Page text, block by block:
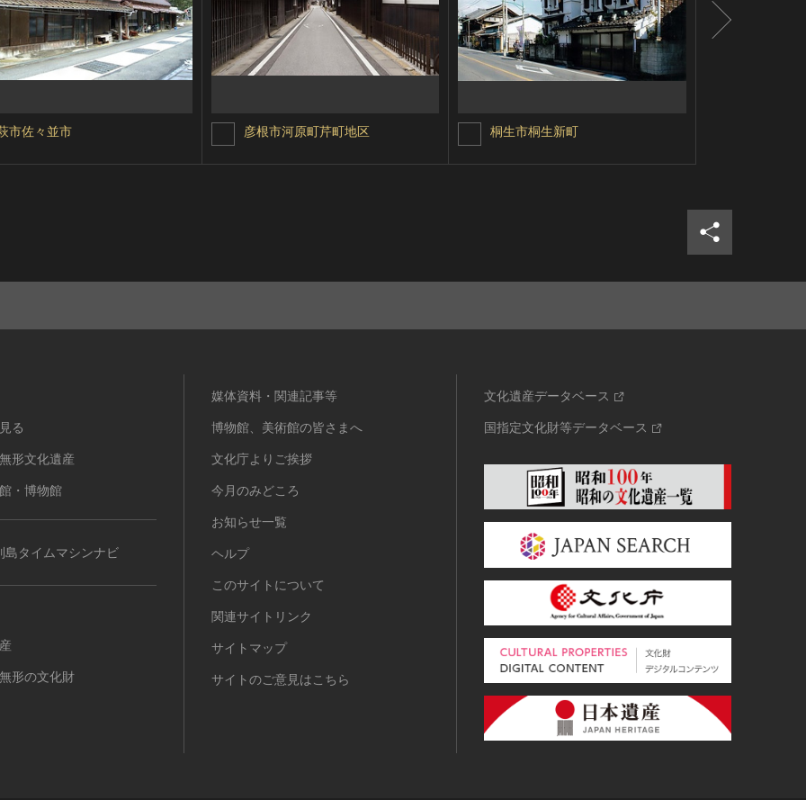
市佐々並市 彦根市河原町芹町地区 桐生市桐生新町
る
形文化遺産
・博物館
島タイムマシンナビ
形の文化財
媒体資料・関連記事等
博物館、美術館の皆さまへ
文化庁よりご挨拶
今月のみどころ
お知らせ一覧
ヘルプ
このサイトについて
関連サイトリンク
サイトマップ
サイトのご意見はこちら
文化遺産データベース
国指定文化財等データベース